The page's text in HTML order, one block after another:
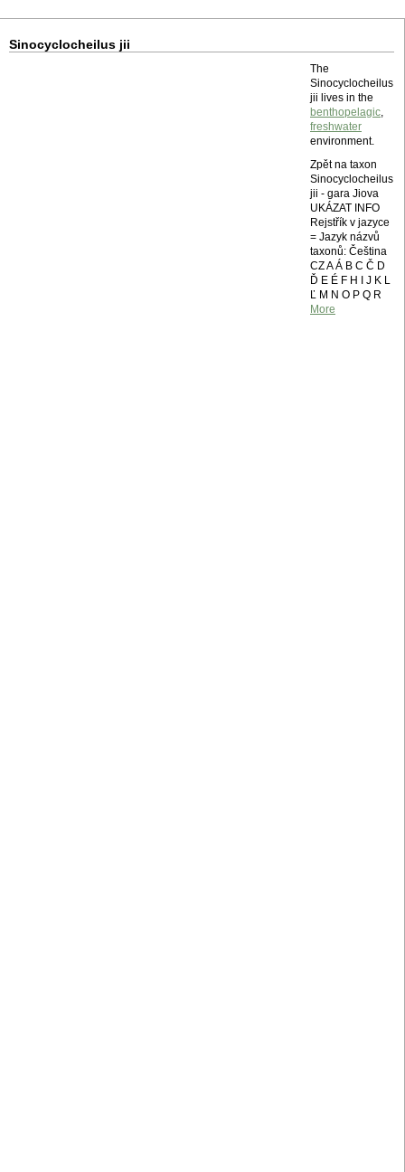
Sinocyclocheilus jii
The
Sinocyclocheilus
jii lives in the
benthopelagic,
freshwater
environment.
Zpět na taxon
Sinocyclocheilus
jii - gara Jiova
UKÁZAT INFO
Rejstřík v jazyce
= Jazyk názvů
taxonů: Čeština
CZ A Á B C Č D
Ď E É F H I J K L
Ľ M N O P Q R
More